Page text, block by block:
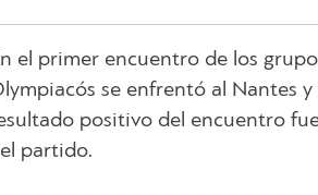
el primer encuentro de los
se enfrentó al Nantes
positivo del encuentro
partido.